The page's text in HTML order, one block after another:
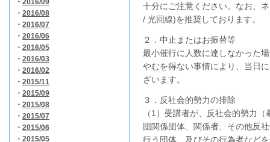
・ 2016/08
・ 2016/07
・ 2016/06
・ 2016/05
・ 2016/03
・ 2016/02
・ 2015/11
・ 2015/09
・ 2015/08
・ 2015/07
・ 2015/06
・ 2015/05
十分にご注意ください。なお、
/ 光回線)を推奨しております。
２．中止またはお振替等
最小催行に人数に達しなかった
やむを得ない事情により、当日
ざいます。
３．反社会的勢力の排除
（1）受講者が、反社会的勢力
団関係団体、関係者、その他反
行う団体、及びその行為者など